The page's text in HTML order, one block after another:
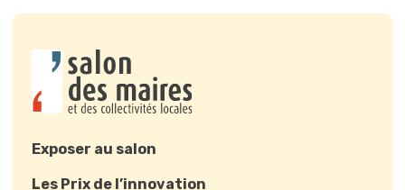
Exposer au salon
Les Prix de l’innovation